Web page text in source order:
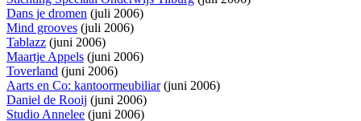
Dans je dromen (juli 2006)
Mind grooves (juli 2006)
Tablazz (juni 2006)
Maartje Appels (juni 2006)
Toverland (juni 2006)
Aarts en Co: kantoormeubiliar(juni 2006)
Daniel de Rooij (juni 2006)
Studio Annelee (juni 2006)